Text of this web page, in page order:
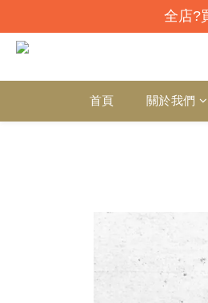
首頁 關於我們
全店?